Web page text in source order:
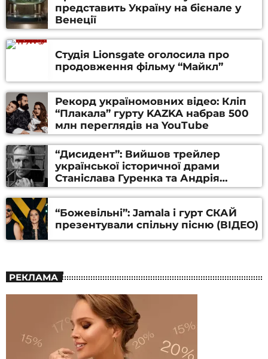
представить Україну на бієнале у
Венеції
Студія Lionsgate оголосила про
продовження фільму “Майкл”
Рекорд україномовних відео: Кліп
“Плакала” гурту KAZKA набрав 500
млн переглядів на YouTube
“Дисидент”: Вийшов трейлер
української історичної драми
Станіслава Гуренка та Андрія
Алфьорова (ВІДЕО)
“Божевільні”: Jamala і гурт СКАЙ
презентували спільну пісню (ВІДЕО)
РЕКЛАМА